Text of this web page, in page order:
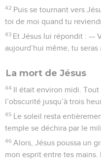
42 Puis se tournant vers
toi de moi quand tu
43 Et Jésus lui répondit : —
aujourd’hui même, tu seras
La mort de Jésus
44 Il était environ midi.
l’obscurité jusqu’à trois
45 Le soleil resta
temple se déchira par le
46 Alors, Jésus poussa un
mon esprit entre tes mains.